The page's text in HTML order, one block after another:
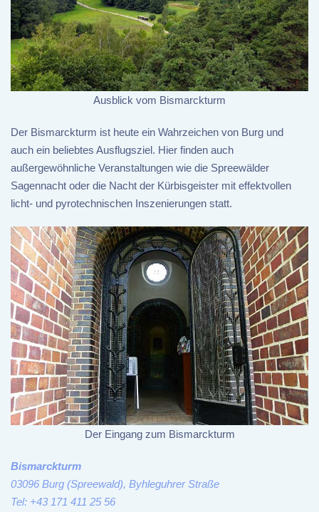
Ausblick vom Bismarckturm
Der Bismarckturm ist heute ein Wahrzeichen von Burg und
auch ein beliebtes Ausflugsziel. Hier finden auch
außergewöhnliche Veranstaltungen wie die Spreewälder
Sagennacht oder die Nacht der Kürbisgeister mit effektvollen
licht- und pyrotechnischen Inszenierungen statt.
Der Eingang zum Bismarckturm
Bismarckturm
03096 Burg (Spreewald), Byhleguhrer Straße
Tel: +43 171 411 25 56